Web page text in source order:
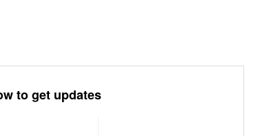
to get updates